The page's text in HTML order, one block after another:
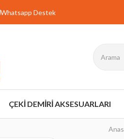
Whatsapp Destek
ÇEKİ DEMİRİ AKSESUARLARI